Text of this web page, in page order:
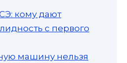
кому дают
с первого
машину нельзя